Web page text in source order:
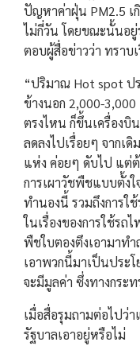
ปัญหาค่าฝุ่น PM2.5 เ
ไม่กี่วัน โดยขณะนั้นอยู่
ตอบผู้สื่อข่าวว่า ทราบ
“ปริมาณ Hot spot ป
ข้างนอก 2,000-3,000
ตรงไหน ก็ขึ้นเครื่องบิ
ลดลงไปเรื่อยๆ จากเ
แห่ง ค่อยๆ ดับไป แต่ต้
การเผาวัชพืชแบบตั้ง
ทำนองนี้ รวมถึงการใ
ในเรื่องของการใช้รถ
พืชใบตองตึงเอามาท
เอาพวกนี้มาเป็นประ
จะมีมูลค่า ซึ่งทางกระ
เมื่อสื่อรุมถามต่อไปว่
รัฐบาลเอาอยู่หรือไม่